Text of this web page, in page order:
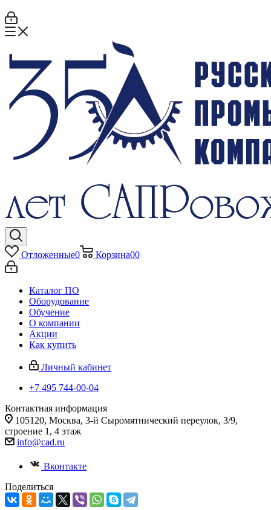
Отложенные0 Корзина00
Каталог ПО
Оборудование
Обучение
О компании
Акции
Как купить
Личный кабинет
+7 495 744-00-04
Контактная информация
105120, Москва, 3-й Сыромятнический переулок, 3/9,
строение 1, 4 этаж
info@cad.ru
Вконтакте
Поделиться